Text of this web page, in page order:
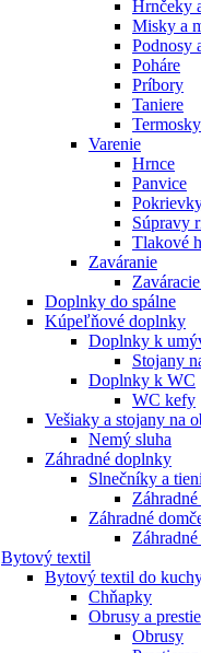
Hrnčeky
Misky a
Podnosy
Poháre
Príbory
Taniere
Varenie
Hrnce
Panvice
Súpravy
Tlakové
Zaváranie
Doplnky do spálne
Kúpeľňové doplnky
Doplnky k
Stojany
Doplnky k WC
WC kefy
Vešiaky a stojany na
Nemý sluha
Záhradné doplnky
Slnečníky a
Záhradné
Bytový textil
Bytový textil do
Chňapky
Obrusy a
Obrusy